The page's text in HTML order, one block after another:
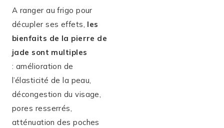
A ranger au frigo pour
décupler ses effets, les
bienfaits de la pierre de
jade sont multiples
: amélioration de
l’élasticité de la peau,
décongestion du visage,
pores resserrés,
atténuation des poches